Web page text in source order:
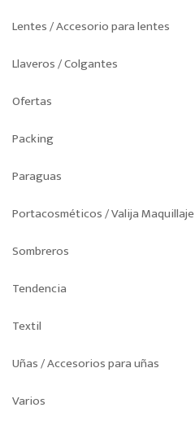
Lentes / Accesorio para lentes
Llaveros / Colgantes
Ofertas
Packing
Paraguas
Portacosméticos / Valija Maquillaje
Sombreros
Tendencia
Textil
Uñas / Accesorios para uñas
Varios